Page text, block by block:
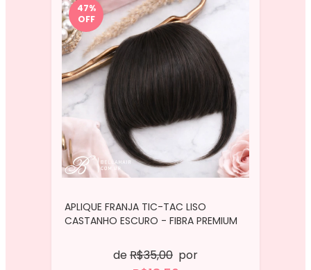
47%
OFF
APLIQUE FRANJA TIC-TAC LISO
CASTANHO ESCURO - FIBRA PREMIUM
deR$35,00 por